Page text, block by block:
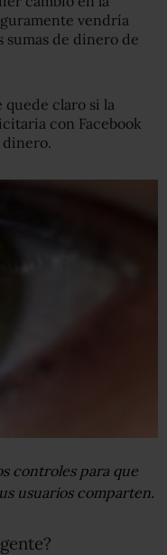
vendría
sumas de dinero de
quede claro si la
con Facebook
dinero.
controles para que
usuarios comparten.